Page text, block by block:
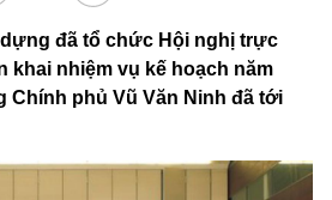
dựng đã tổ chức Hội nghị trực
khai nhiệm vụ kế hoạch năm
Chính phủ Vũ Văn Ninh đã tới